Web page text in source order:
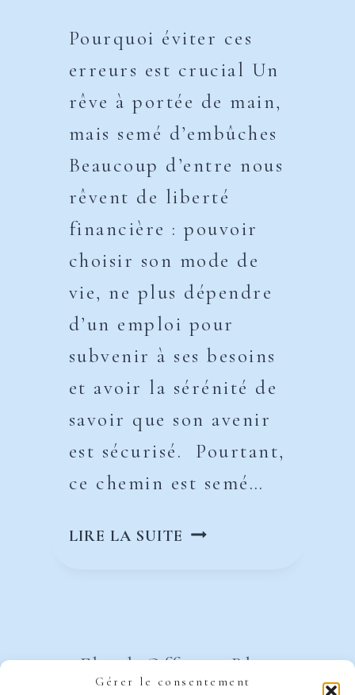
Gérer le consentement
Pourquoi éviter ces
erreurs est crucial Un
rêve à portée de main,
mais semé d’embûches
Beaucoup d’entre nous
rêvent de liberté
financière : pouvoir
choisir son mode de
vie, ne plus dépendre
d’un emploi pour
subvenir à ses besoins
et avoir la sérénité de
savoir que son avenir
est sécurisé. Pourtant,
ce chemin est semé…
LIRE LA SUITE LES
POUR
ATTEINDRE
Ebook Offert Blog